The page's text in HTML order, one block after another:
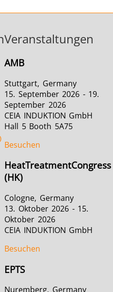
Heizkopf
Befestigung
Veranstaltungen
AMB
Stuttgart, Germany
15. September 2026 - 19.
September 2026
CEIA INDUKTION GmbH
Hall 5 Booth 5A75
Besuchen
HeatTreatmentCongress
(HK)
Cologne, Germany
13. Oktober 2026 - 15.
Oktober 2026
CEIA INDUKTION GmbH
Besuchen
EPTS
Nuremberg, Germany